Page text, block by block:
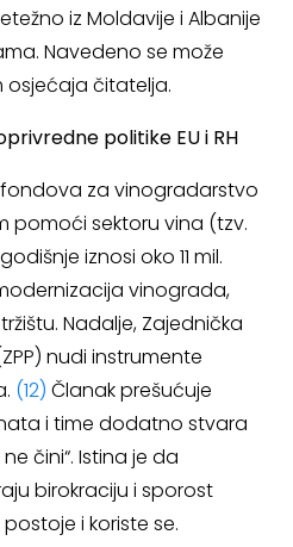
iz Moldavije i Albanije
Navedeno se može
čitatelja.
politike EU i RH
fondova za vinogradarstvo
pomoći sektoru vina (tzv.
iznosi oko 11 mil.
vinograda,
Nadalje, Zajednička
nudi instrumente
(12) Članak prešućuje
i time dodatno stvara
čini“. Istina je da
birokraciju i sporost
i koriste se.